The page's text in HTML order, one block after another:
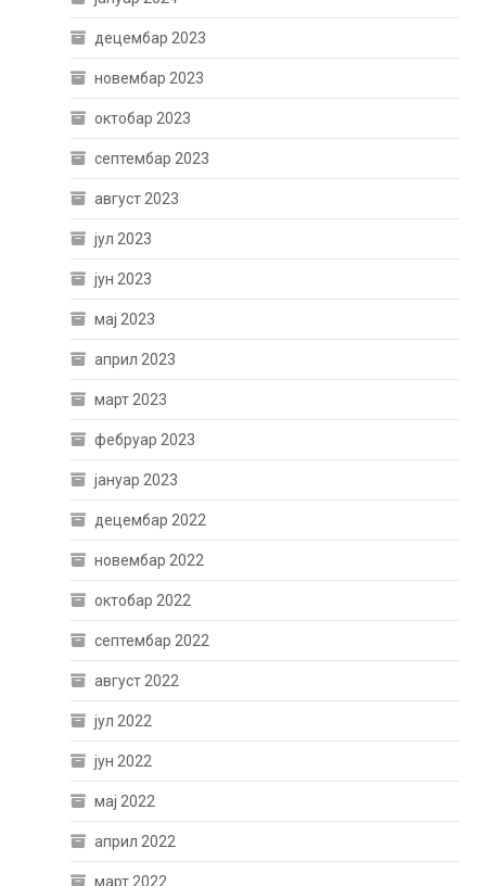
децембар 2023
новембар 2023
октобар 2023
септембар 2023
август 2023
јул 2023
јун 2023
мај 2023
април 2023
март 2023
фебруар 2023
јануар 2023
децембар 2022
новембар 2022
октобар 2022
септембар 2022
август 2022
јул 2022
јун 2022
мај 2022
април 2022
март 2022